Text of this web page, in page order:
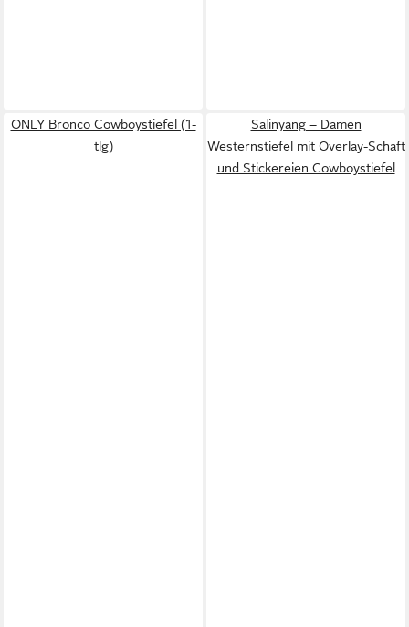
ONLY Bronco Cowboystiefel (1-
tlg)
Salinyang – Damen
Westernstiefel mit Overlay-Schaft
und Stickereien Cowboystiefel